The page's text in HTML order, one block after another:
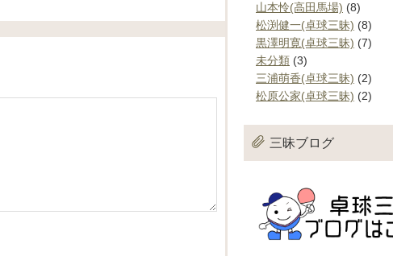
山本怜(高田馬場) (8)
松渕健一(卓球三昧) (8)
黒澤明寛(卓球三昧) (7)
未分類 (3)
三浦萌香(卓球三昧) (2)
松原公家(卓球三昧) (2)
三昧ブログ